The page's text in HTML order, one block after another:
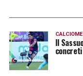
Il